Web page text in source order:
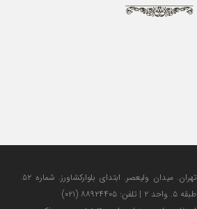
تهران. میدان ولی‎عصر. ابتدای بلوارکشاورز. شماره ۵۲.
طبقه ۵. واحد ۲ | تلفن: ۸۸۹۲۴۴۰۵ (۰۲۱)